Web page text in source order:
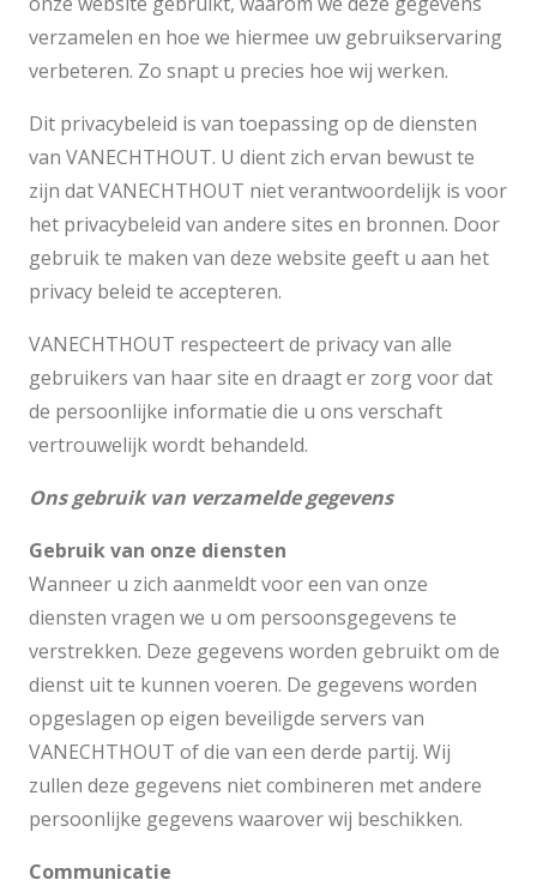
verzamelen en hoe we hiermee uw gebruikservaring
verbeteren. Zo snapt u precies hoe wij werken.
Dit privacybeleid is van toepassing op de diensten
van VANECHTHOUT. U dient zich ervan bewust te
zijn dat VANECHTHOUT niet verantwoordelijk is voor
het privacybeleid van andere sites en bronnen. Door
gebruik te maken van deze website geeft u aan het
privacy beleid te accepteren.
VANECHTHOUT respecteert de privacy van alle
gebruikers van haar site en draagt er zorg voor dat
de persoonlijke informatie die u ons verschaft
vertrouwelijk wordt behandeld.
Ons gebruik van verzamelde gegevens
Gebruik van onze diensten
Wanneer u zich aanmeldt voor een van onze
diensten vragen we u om persoonsgegevens te
verstrekken. Deze gegevens worden gebruikt om de
dienst uit te kunnen voeren. De gegevens worden
opgeslagen op eigen beveiligde servers van
VANECHTHOUT of die van een derde partij. Wij
zullen deze gegevens niet combineren met andere
persoonlijke gegevens waarover wij beschikken.
Communicatie